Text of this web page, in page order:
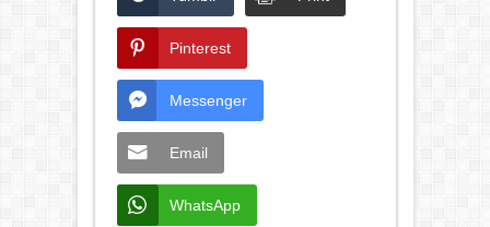
Pinterest
Messenger
Email
WhatsApp